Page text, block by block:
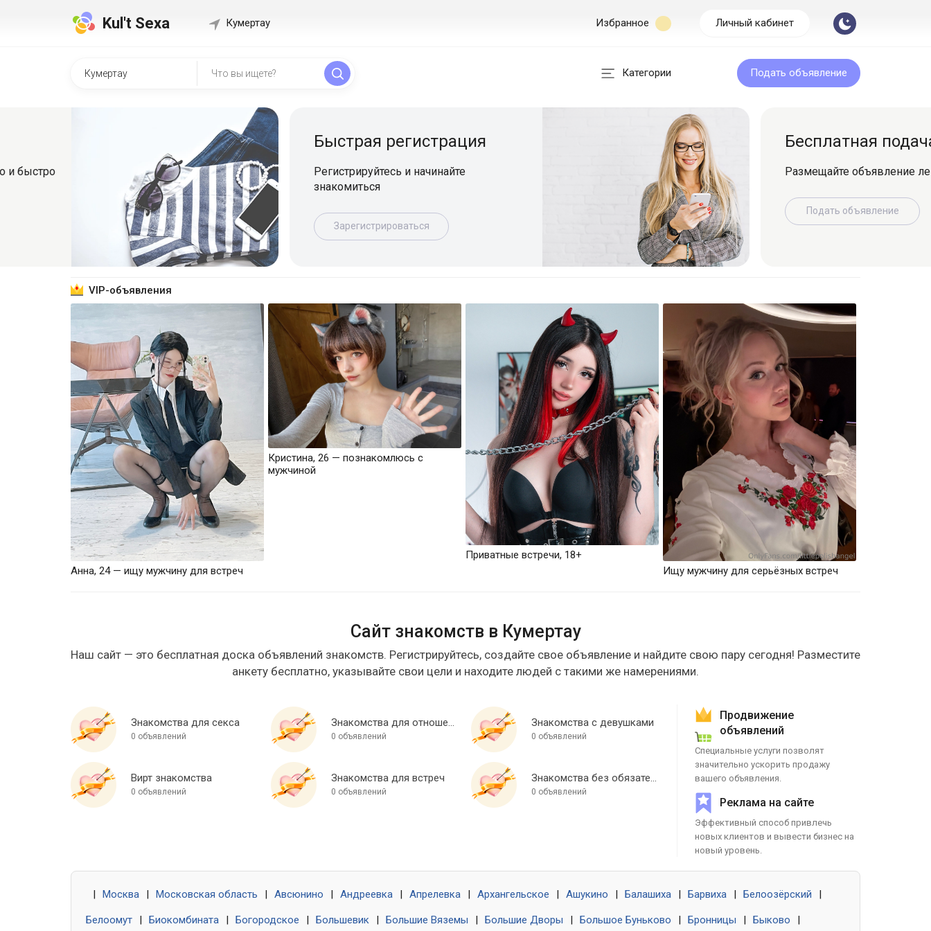
Kul't Sexa Кумертау Избранное Личный кабинет
Категории Подать объявление
Быстрая регистрация
Регистрируйтесь и начинайте
знакомиться
Зарегистрироваться
Бесплатная подача
Размещайте объявление легко и
Подать объявление
VIP-объявления
Анна, 24 — ищу мужчину для встреч
Кристина, 26 — познакомлюсь с
мужчиной
Приватные встречи, 18+
Ищу мужчину для серьёзных встреч
Сайт знакомств в Кумертау
Наш сайт — это бесплатная доска объявлений знакомств. Регистрируйтесь, создайте свое объявление и найдите свою пару сегодня! Разместите
анкету бесплатно, указывайте свои цели и находите людей с такими же намерениями.
Знакомства для секса
0 объявлений
Знакомства для отношений
0 объявлений
Знакомства с девушками
0 объявлений
Вирт знакомства
0 объявлений
Знакомства для встреч
0 объявлений
Знакомства без обязательств
0 объявлений
Продвижение
объявлений
Специальные услуги позволят
значительно ускорить продажу
вашего объявления.
Реклама на сайте
Эффективный способ привлечь
новых клиентов и вывести бизнес на
новый уровень.
Москва Московская область Авсюнино Андреевка Апрелевка Архангельское Ашукино Балашиха Барвиха Белоозёрский
Белоомут Биокомбината Богородское Большевик Большие Вяземы Большие Дворы Большое Буньково Бронницы Быково